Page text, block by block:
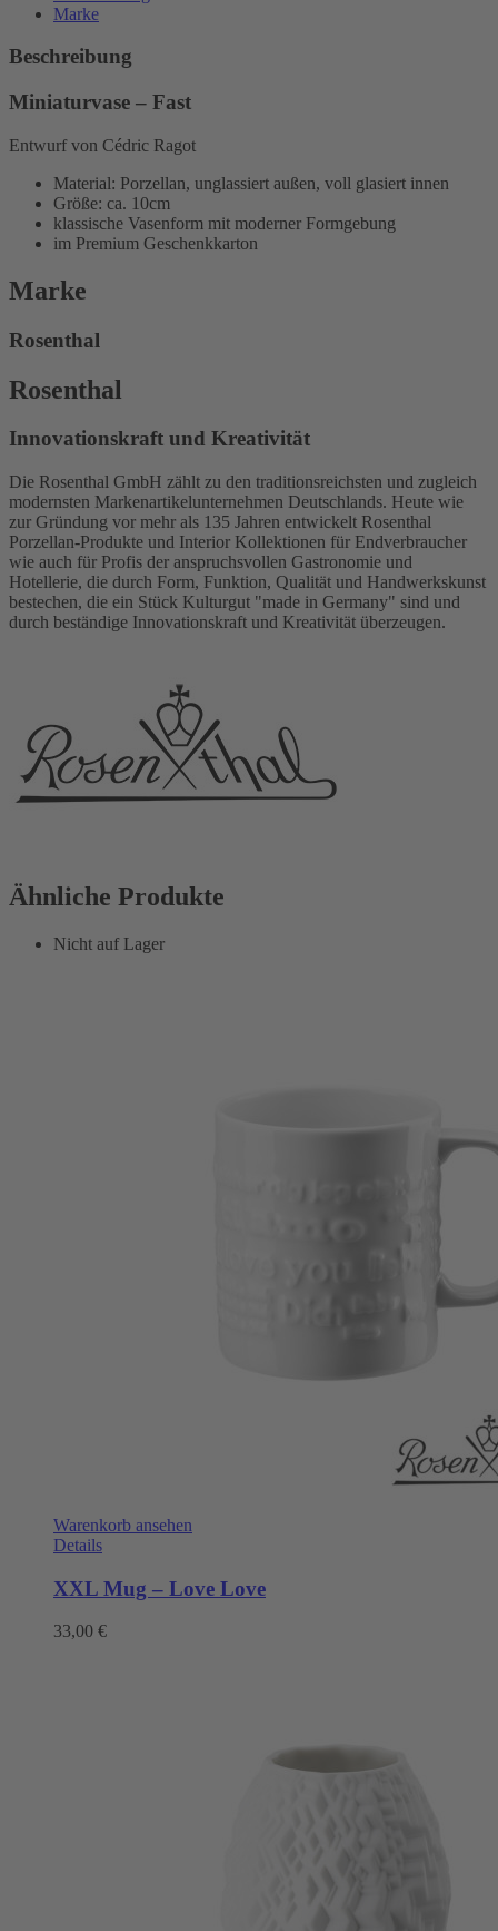
Marke
Beschreibung
Miniaturvase – Fast
Entwurf von Cédric Ragot
Material: Porzellan, unglassiert außen, voll glasiert innen
Größe: ca. 10cm
klassische Vasenform mit moderner Formgebung
im Premium Geschenkkarton
Marke
Rosenthal
Rosenthal
Innovationskraft und Kreativität
Die Rosenthal GmbH zählt zu den traditionsreichsten und zugleich
modernsten Markenartikelunternehmen Deutschlands. Heute wie
zur Gründung vor mehr als 135 Jahren entwickelt Rosenthal
Porzellan-Produkte und Interior Kollektionen für Endverbraucher
wie auch für Profis der anspruchsvollen Gastronomie und
Hotellerie, die durch Form, Funktion, Qualität und Handwerkskunst
bestechen, die ein Stück Kulturgut "made in Germany" sind und
durch beständige Innovationskraft und Kreativität überzeugen.
Ähnliche Produkte
Nicht auf Lager
Warenkorb ansehen
Details
XXL Mug – Love Love
33,00 €